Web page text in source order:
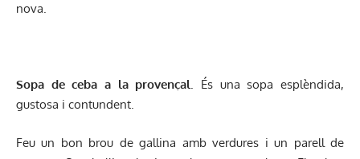
nova.
Sopa de ceba a la provençal. És una sopa esplèndida,
gustosa i contundent.
Feu un bon brou de gallina amb verdures i un parell de